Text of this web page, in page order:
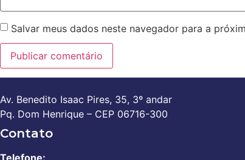
Salvar meus dados neste navegador para a
Av. Benedito Isaac Pires, 35, 3º andar
Pq. Dom Henrique – CEP 06716-300
Contato
Telefone: